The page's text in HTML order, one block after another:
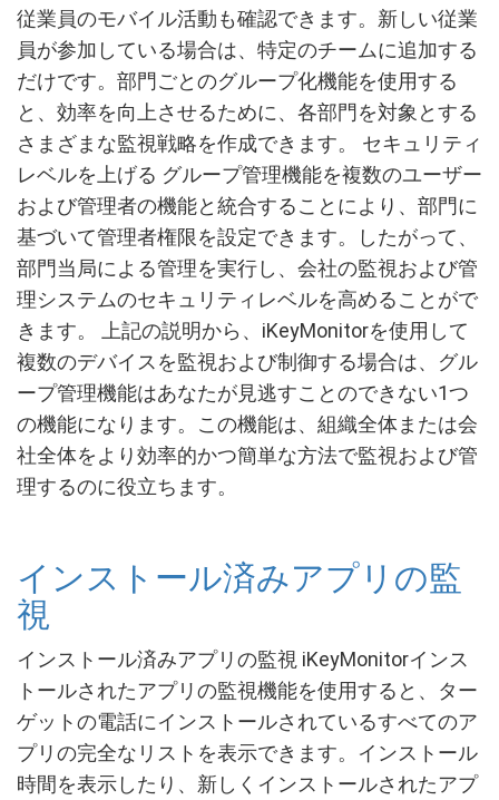
従業員のモバイル活動も確認できます。新しい従業
員が参加している場合は、特定のチームに追加する
だけです。部門ごとのグループ化機能を使用する
と、効率を向上させるために、各部門を対象とする
さまざまな監視戦略を作成できます。 セキュリティ
レベルを上げる グループ管理機能を複数のユーザー
および管理者の機能と統合することにより、部門に
基づいて管理者権限を設定できます。したがって、
部門当局による管理を実行し、会社の監視および管
理システムのセキュリティレベルを高めることがで
きます。 上記の説明から、iKeyMonitorを使用して
複数のデバイスを監視および制御する場合は、グル
ープ管理機能はあなたが見逃すことのできない1つ
の機能になります。この機能は、組織全体または会
社全体をより効率的かつ簡単な方法で監視および管
理するのに役立ちます。
インストール済みアプリの監
視
インストール済みアプリの監視 iKeyMonitorインス
トールされたアプリの監視機能を使用すると、ター
ゲットの電話にインストールされているすべてのア
プリの完全なリストを表示できます。インストール
時間を表示したり、新しくインストールされたアプ